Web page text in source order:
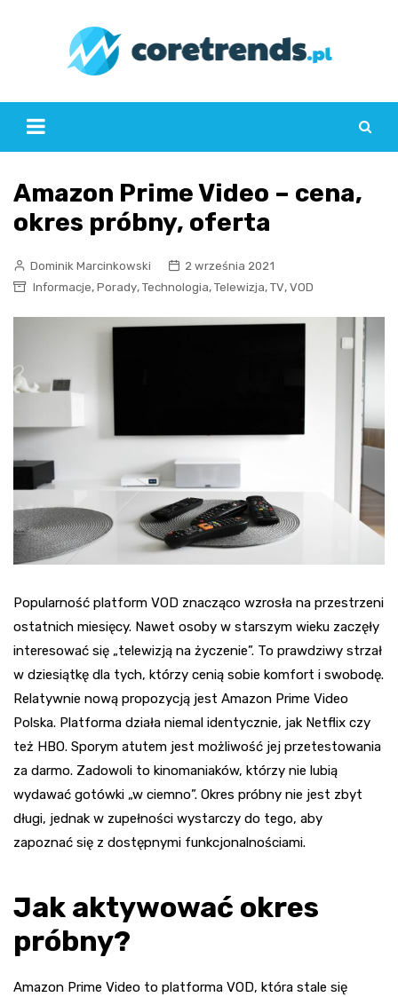
Amazon Prime Video – cena,
okres próbny, oferta
Dominik Marcinkowski
2 września 2021
Informacje, Porady, Technologia, Telewizja, TV, VOD
Popularność platform VOD znacząco wzrosła na przestrzeni
ostatnich miesięcy. Nawet osoby w starszym wieku zaczęły
interesować się „telewizją na życzenie”. To prawdziwy strzał
w dziesiątkę dla tych, którzy cenią sobie komfort i swobodę.
Relatywnie nową propozycją jest Amazon Prime Video
Polska. Platforma działa niemal identycznie, jak Netflix czy
też HBO. Sporym atutem jest możliwość jej przetestowania
za darmo. Zadowoli to kinomaniaków, którzy nie lubią
wydawać gotówki „w ciemno”. Okres próbny nie jest zbyt
długi, jednak w zupełności wystarczy do tego, aby
zapoznać się z dostępnymi funkcjonalnościami.
Jak aktywować okres
próbny?
Amazon Prime Video to platforma VOD, która stale się